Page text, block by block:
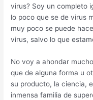
virus? Soy un completo
lo poco que se de virus
muy poco se puede
virus, salvo lo que
No voy a ahondar
que de alguna forma u
su producto, la ciencia,
inmensa familia de